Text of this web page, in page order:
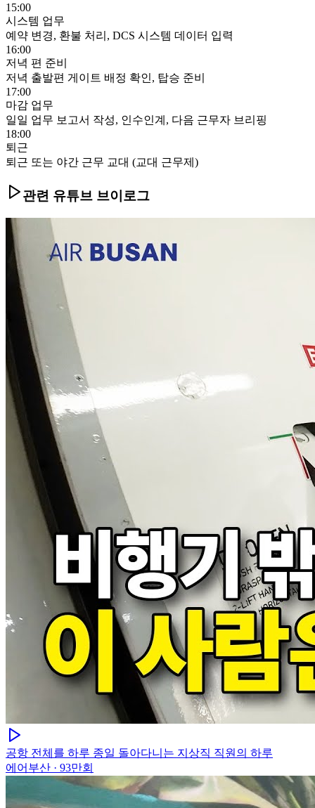
15:00
시스템 업무
예약 변경, 환불 처리, DCS 시스템 데이터 입력
16:00
저녁 편 준비
저녁 출발편 게이트 배정 확인, 탑승 준비
17:00
마감 업무
일일 업무 보고서 작성, 인수인계, 다음 근무자 브리핑
18:00
퇴근
퇴근 또는 야간 근무 교대 (교대 근무제)
관련 유튜브 브이로그
공항 전체를 하루 종일 돌아다니는 지상직 직원의 하루
에어부산 · 93만회